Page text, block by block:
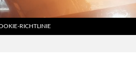
RICHTLINIE